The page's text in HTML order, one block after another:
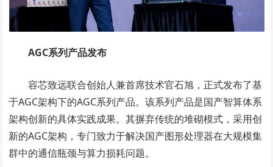
AGC系列产品发布
容芯致远联合创始人兼首席技术官石旭，正式发布了基
于AGC架构下的AGC系列产品。该系列产品是国产智算体系
架构创新的具体实践成果。其摒弃传统的堆砌模式，采用创
新的AGC架构，专门致力于解决国产图形处理器在大规模集
群中的通信瓶颈与算力损耗问题。